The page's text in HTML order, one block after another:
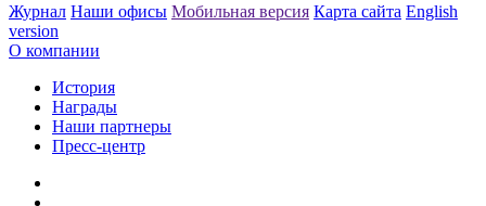
Журнал Наши офисы Мобильная версия Карта сайта English
version
О компании
История
Награды
Наши партнеры
Пресс-центр